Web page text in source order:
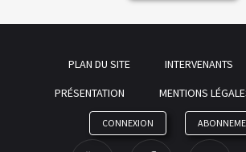
PLAN DU SITE INTERVENANTS
PRÉSENTATION
MENTIONS
CONNEXION